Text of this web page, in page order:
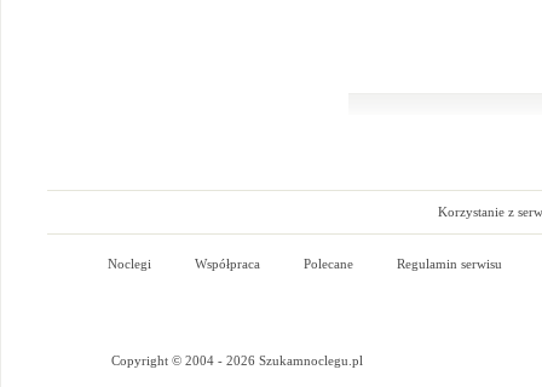
Korzystanie z
Noclegi Współpraca Polecane Regulamin serwisu
Copyright © 2004 - 2026 Szukamnoclegu.pl